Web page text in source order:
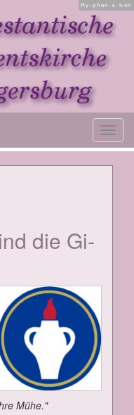
die Gi­
Mü­he."
Hy-phen-a-tion